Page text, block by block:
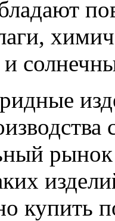
купить